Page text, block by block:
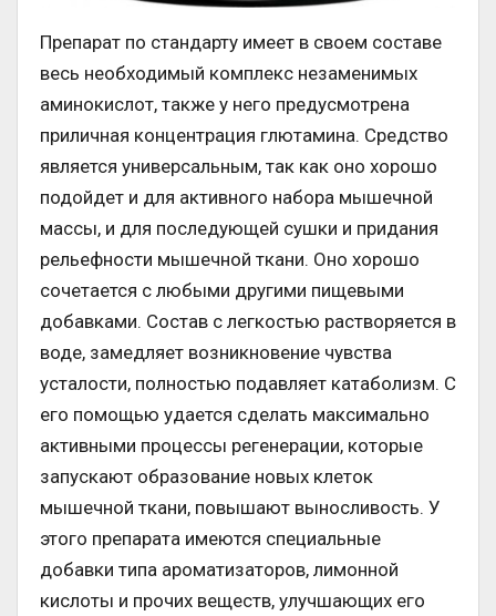
Препарат по стандарту имеет в своем составе
весь необходимый комплекс незаменимых
аминокислот, также у него предусмотрена
приличная концентрация глютамина. Средство
является универсальным, так как оно хорошо
подойдет и для активного набора мышечной
массы, и для последующей сушки и придания
рельефности мышечной ткани. Оно хорошо
сочетается с любыми другими пищевыми
добавками. Состав с легкостью растворяется в
воде, замедляет возникновение чувства
усталости, полностью подавляет катаболизм. С
его помощью удается сделать максимально
активными процессы регенерации, которые
запускают образование новых клеток
мышечной ткани, повышают выносливость. У
этого препарата имеются специальные
добавки типа ароматизаторов, лимонной
кислоты и прочих веществ, улучшающих его